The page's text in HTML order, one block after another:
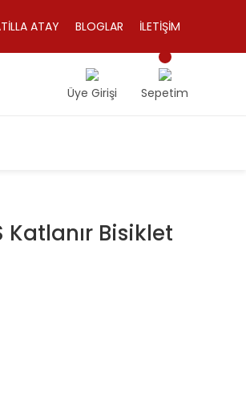
ATAY BLOGLAR İLETİŞİM
Üye Girişi Sepetim
Bisiklet